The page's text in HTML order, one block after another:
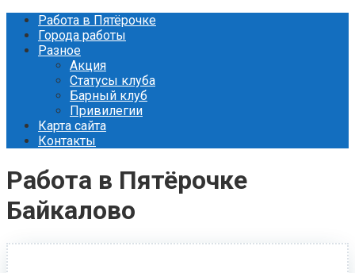
Перейти
контенту
Работа в Пятёрочке
Города работы
Разное
Акция
Статусы клуба
Барный клуб
Привилегии
Карта сайта
Контакты
Работа в Пятёрочке
Байкалово